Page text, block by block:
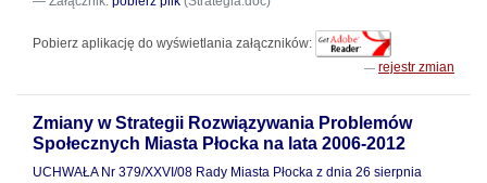
Pobierz aplikację do wyświetlania załączników:
rejestr zmian
Zmiany w Strategii Rozwiązywania Problemów
Społecznych Miasta Płocka na lata 2006-2012
UCHWAŁA Nr 379/XXVI/08 Rady Miasta Płocka z dnia 26 sierpnia